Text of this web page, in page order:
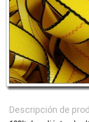
SITIO
PRIVACY
POLICY
Descripción de